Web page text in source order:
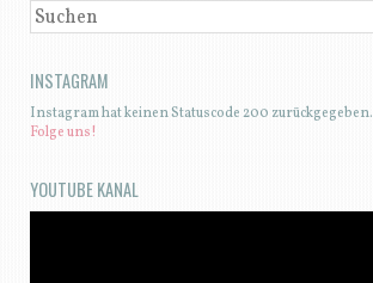
SUCHEN
INSTAGRAM
Instagram hat keinen Statuscode 200 zurückgegeben.
Folge uns!
YOUTUBE KANAL